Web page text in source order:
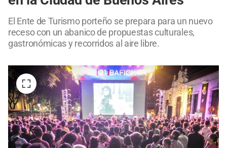
El Ente de Turismo porteño se prepara para un nuevo
receso con un abanico de propuestas culturales,
gastronómicas y recorridos al aire libre.